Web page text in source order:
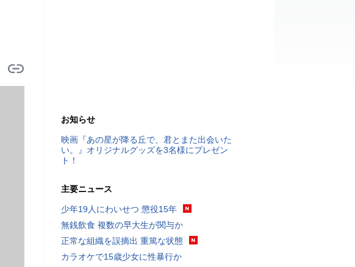
お知らせ
映画『あの星が降る丘で、君とまた出会いた
い。』オリジナルグッズを3名様にプレゼン
ト！
主要ニュース
少年19人にわいせつ 懲役15年
無銭飲食 複数の早大生が関与か
正常な組織を誤摘出 重篤な状態
カラオケで15歳少女に性暴行か